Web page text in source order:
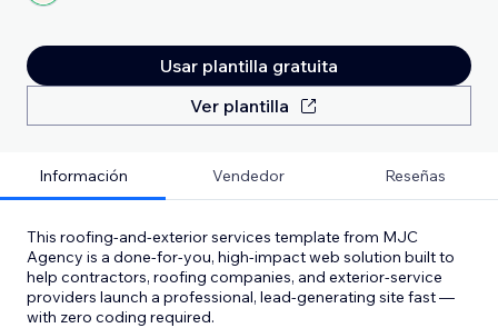
Usar plantilla gratuita
Ver plantilla
Información Vendedor Reseñas
This roofing-and-exterior services template from MJC
Agency is a done-for-you, high-impact web solution built to
help contractors, roofing companies, and exterior-service
providers launch a professional, lead-generating site fast —
with zero coding required.